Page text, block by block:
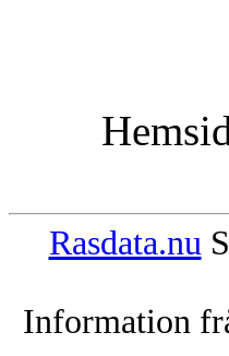
Rasdata.nu
Information